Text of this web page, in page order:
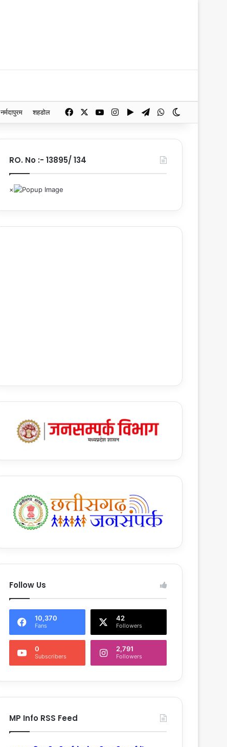
नर्मदापुरम शहडोल Facebook YouTubeInstagram
Google Play
TelegramWhatsApp
RO. No :- 13895/ 134
Follow Us
10,370
Fans
42
Followers
0
Subscribers
2,791
Followers
MP Info RSS Feed